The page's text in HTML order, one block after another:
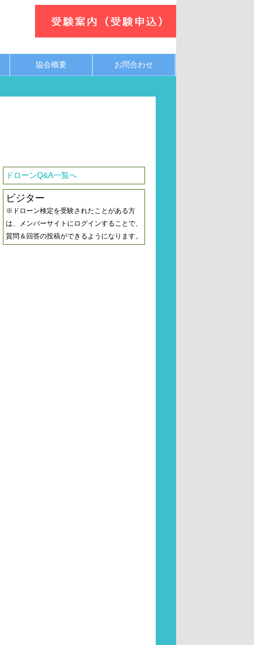
協会概要 お問合わせ
ドローンQ&A一覧へ
ビジター
※ドローン検定を受験されたことがある方
は、メンバーサイトにログインすることで、
質問＆回答の投稿ができるようになります。